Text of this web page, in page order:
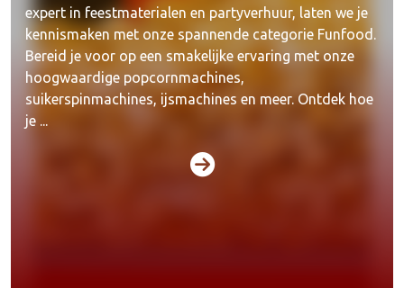
expert in feestmaterialen en partyverhuur, laten we je
kennismaken met onze spannende categorie Funfood.
Bereid je voor op een smakelijke ervaring met onze
hoogwaardige popcornmachines,
suikerspinmachines, ijsmachines en meer. Ontdek hoe
je ...